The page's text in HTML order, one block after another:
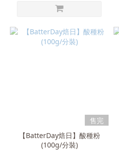
售完
【BatterDay焙日】酸種粉
(100g/分裝)